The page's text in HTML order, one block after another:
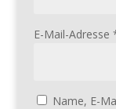
E-Mail-Adresse
Name, E-